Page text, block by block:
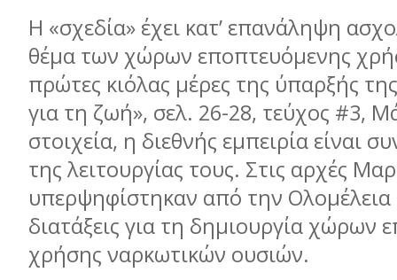
Η «σχεδία» έχει κατ’ επανάληψη
θέμα των χώρων εποπτευόμενης
πρώτες κιόλας μέρες της ύπαρξής
για τη ζωή», σελ. 26-28, τεύχος #3,
στοιχεία, η διεθνής εμπειρία είναι
της λειτουργίας τους. Στις αρχές
υπερψηφίστηκαν από την Ολομέλεια
διατάξεις για τη δημιουργία χώρων
χρήσης ναρκωτικών ουσιών.